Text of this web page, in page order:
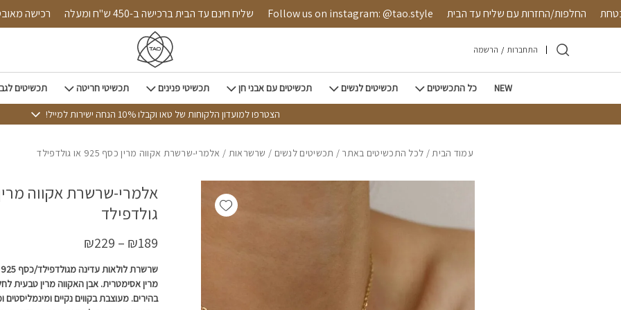
Skip to Content
מאובטחת החלפות/החזרות עם שליח עד הבית Follow us on instagram: @tao.style שליח חינם עד הבית ברכישה ב-450 ש"ח ומעלה
התחברות / הרשמה
NEW כל התכשיטים תכשיטים לנשים תכשיטים עם אבני חן תכשיטי פנינים תכשיטי חריטה תכשיטים
הצטרפו למועדון הלקוחות של טאו וקבלו 10% הנחה ישירות למייל!
עמוד הבית/ לכל התכשיטים באתר / תכשיטים לנשים / שרשראות / אלמרי-שרשרת אקווה מרין כסף 925 או גולדפילד
גולדפילד
₪189
–
₪229
מרין אסימטרית. אבן האקווה מרין טבעית
בהירים. מעוצבת בקווים נקיים
Add wishlist
בחזרה למעלה